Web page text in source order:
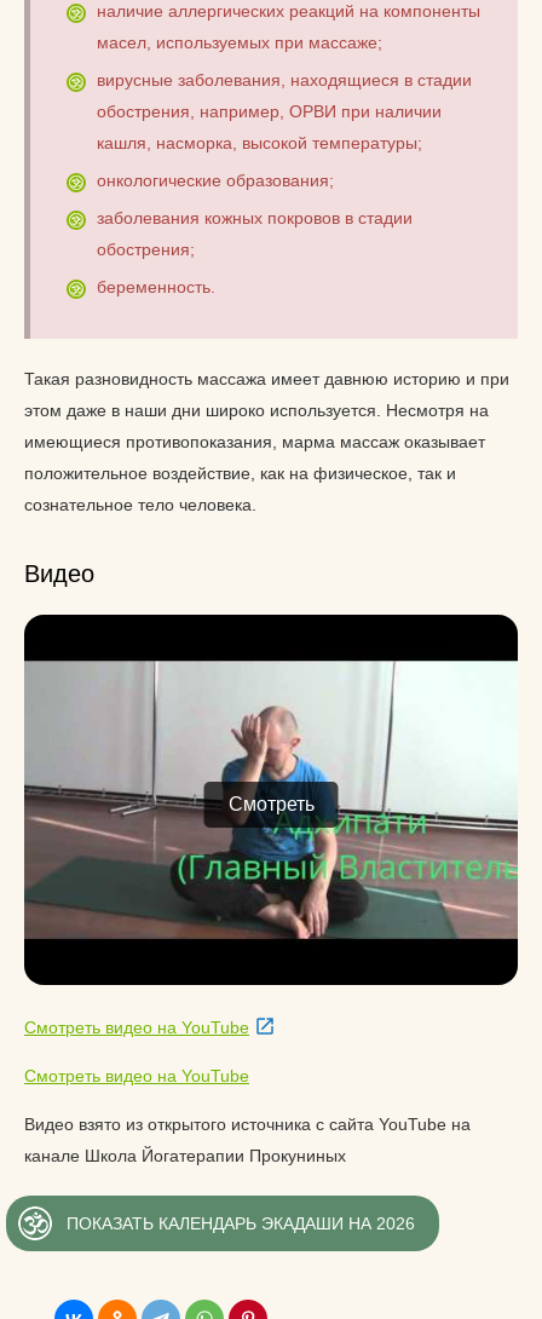
наличие аллергических реакций на компоненты
масел, используемых при массаже;
вирусные заболевания, находящиеся в стадии
обострения, например, ОРВИ при наличии
кашля, насморка, высокой температуры;
онкологические образования;
заболевания кожных покровов в стадии
обострения;
беременность.
Такая разновидность массажа имеет давнюю историю и при
этом даже в наши дни широко используется. Несмотря на
имеющиеся противопоказания, марма массаж оказывает
положительное воздействие, как на физическое, так и
сознательное тело человека.
Видео
Смотреть
Смотреть видео на YouTube
Смотреть видео на YouTube
Видео взято из открытого источника с сайта YouTube на
канале Школа Йогатерапии Прокуниных
ПОКАЗАТЬ КАЛЕНДАРЬ ЭКАДАШИ НА 2026